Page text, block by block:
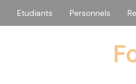
Etudiants Personnels